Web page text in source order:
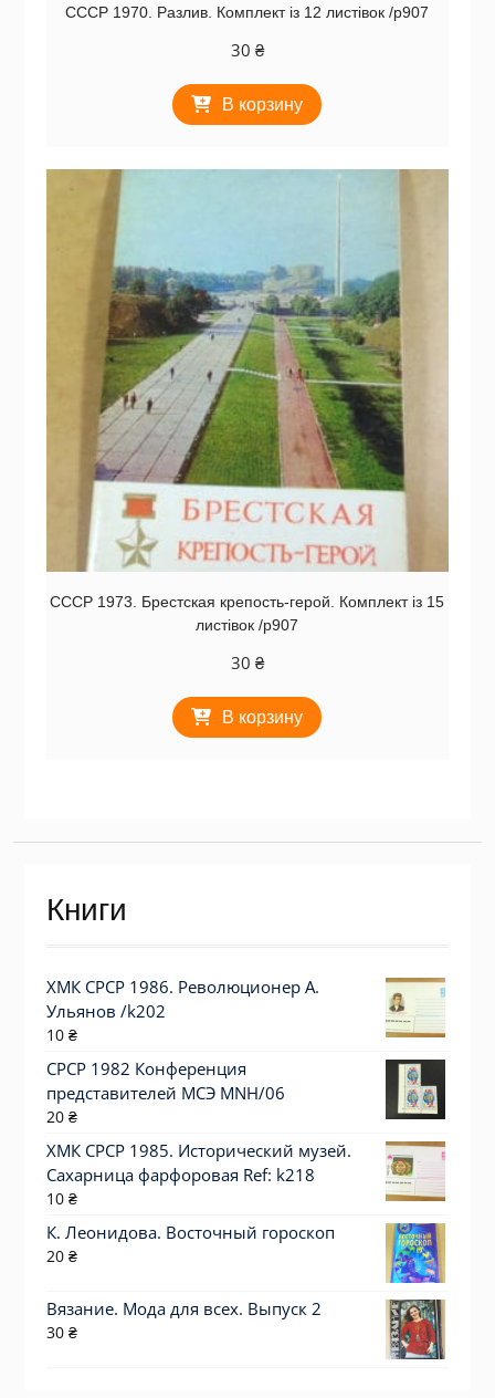
СССР 1970. Разлив. Комплект із 12 листівок /р907
30 ₴
В корзину
СССР 1973. Брестская крепость-герой. Комплект із 15
листівок /р907
30 ₴
В корзину
Книги
ХМК СРСР 1986. Революционер А.
Ульянов /k202
10 ₴
СРСР 1982 Конференция
представителей МСЭ MNH/06
20 ₴
ХМК СРСР 1985. Исторический музей.
Сахарница фарфоровая Ref: k218
10 ₴
К. Леонидова. Восточный гороскоп
20 ₴
Вязание. Мода для всех. Выпуск 2
30 ₴